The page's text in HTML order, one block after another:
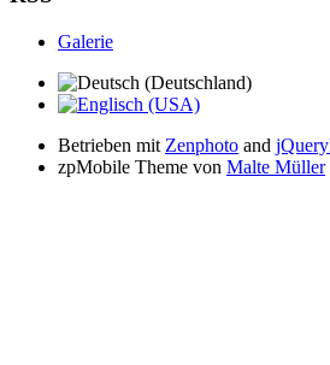
Galerie
Betrieben mit Zenphoto and
zpMobile Theme von Malte Müller